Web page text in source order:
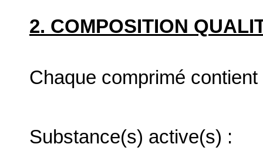
2. COMPOSITION
Chaque comprimé contient
Substance(s) active(s) :